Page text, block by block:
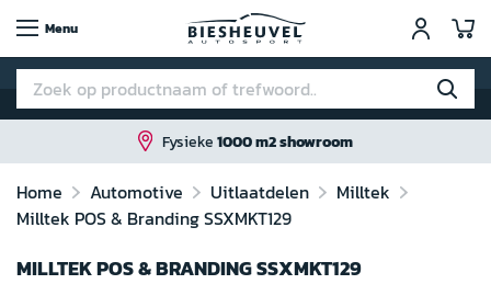
Menu
1000 m2 showroom
Home Automotive Uitlaatdelen
Milltek
Milltek POS & Branding SSXMKT129
MILLTEK POS & BRANDING SSXMKT129